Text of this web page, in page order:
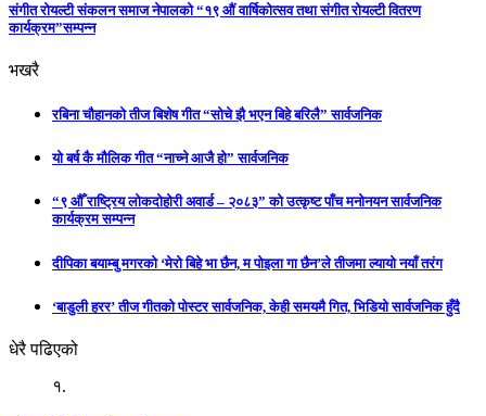
संगीत रोयल्टी संकलन समाज नेपालको “१९ औं वार्षिकोत्सव तथा संगीत रोयल्टी वितरण
कार्यक्रम”सम्पन्न
भखरै
रबिना चौहानको तीज बिशेष गीत “सोचे झै भएन बिहे बरिलै” सार्वजनिक
यो बर्ष कै मौलिक गीत “नाच्ने आजै हो” सार्वजनिक
“९ औँ राष्ट्रिय लोकदोहोरी अवार्ड – २०८३” को उत्कृष्ट पाँच मनोनयन सार्वजनिक
कार्यक्रम सम्पन्न
दीपिका बयाम्बु मगरको ‘मेरो बिहे भा छैन, म पोइला गा छैन’ले तीजमा ल्यायो नयाँ तरंग
‘बाडुली हरर’ तीज गीतको पोस्टर सार्वजनिक, केही समयमै गित, भिडियो सार्वजनिक हुँदै
धेरै पढिएको
१.